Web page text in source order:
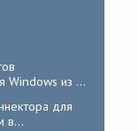
Windows из ...
для
в...